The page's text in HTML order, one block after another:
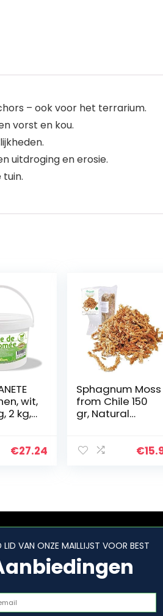
– ook voor het terrarium.
vorst en kou.
uitdroging en erosie.
wit,
2 kg,
100%
€27.24
Sphagnum Moss
from Chile 150
gr, Natural
Turfmos-
€
LID VAN ONZE MAILLIJST VOOR BEST